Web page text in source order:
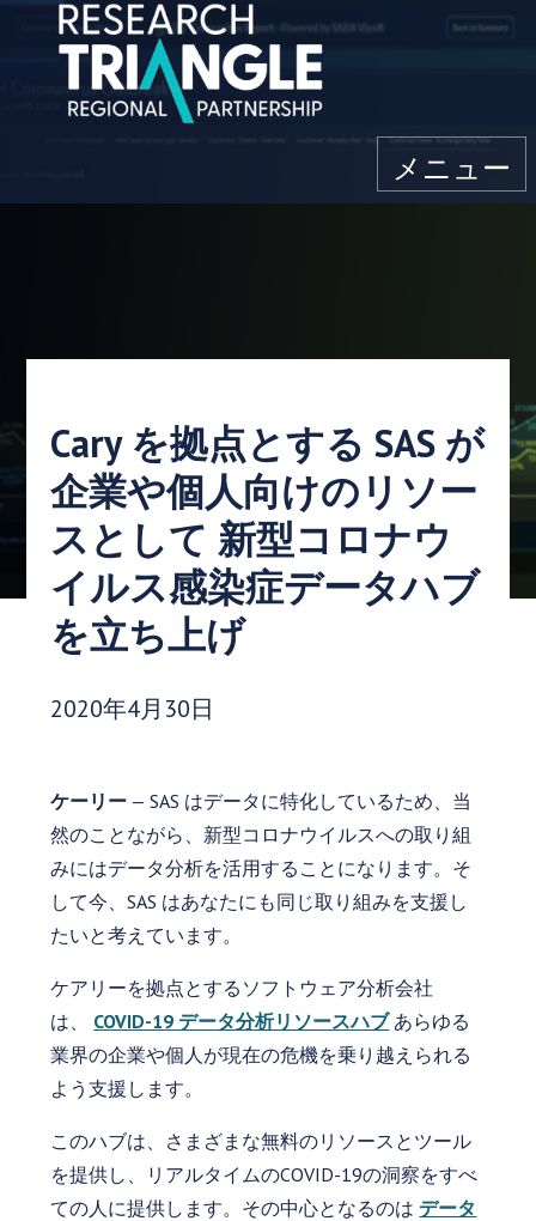
コンテンツにスキップ
メニュー
Cary を拠点とする SAS が
企業や個人向けのリソー
スとして 新型コロナウ
イルス感染症データハブ
を立ち上げ
発行日:
2020年4月30日
ケーリー — SAS はデータに特化しているため、当
然のことながら、新型コロナウイルスへの取り組
みにはデータ分析を活用することになります。そ
して今、SAS はあなたにも同じ取り組みを支援し
たいと考えています。
ケアリーを拠点とするソフトウェア分析会社
は、 COVID-19 データ分析リソースハブあらゆる
業界の企業や個人が現在の危機を乗り越えられる
よう支援します。
このハブは、さまざまな無料のリソースとツール
を提供し、リアルタイムのCOVID-19の洞察をすべ
ての人に提供します。その中心となるのは データ